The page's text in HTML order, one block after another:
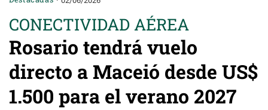
CONECTIVIDAD AÉREA
Rosario tendrá vuelo
directo a Maceió desde US$
1.500 para el verano 2027